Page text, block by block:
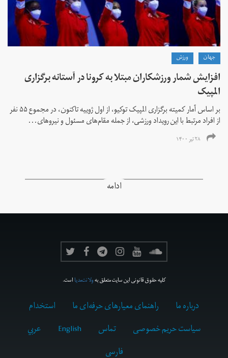
جهان ورزش
افزایش شمار ورزشکاران مبتلا به کرونا در آستانه برگزاری
المپیک
بر اساس آمار کمیته برگزاری المپیک توکیو، از اول ژوییه تاکنون، در مجموع ۵۵ نفر
از افراد مرتبط با این رویداد ورزشی، از جمله مقام‌های مسئول و نیروهای...
۲۸ تیر ۱۴۰۰
ادامه
کلیه حقوق قانونی این سایت متعلق بهولانت‌مدیااست.
درباره ما راهنمای معیارهای حرفه‌ای ما
استخدام
سیاست حریم خصوصی
تماس English
عربي
فارسى